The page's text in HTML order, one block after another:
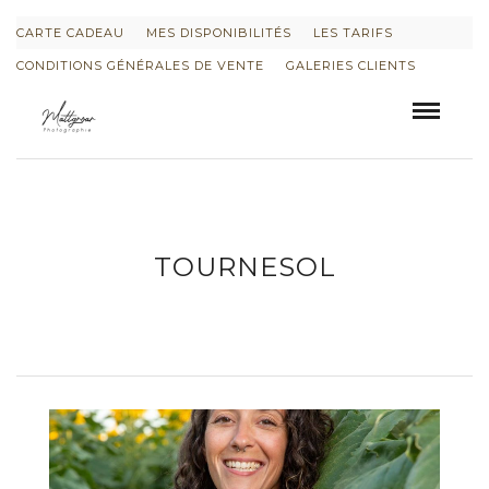
CARTE CADEAU MES DISPONIBILITÉS LES TARIFS
CONDITIONS GÉNÉRALES DE VENTE GALERIES CLIENTS
TOURNESOL